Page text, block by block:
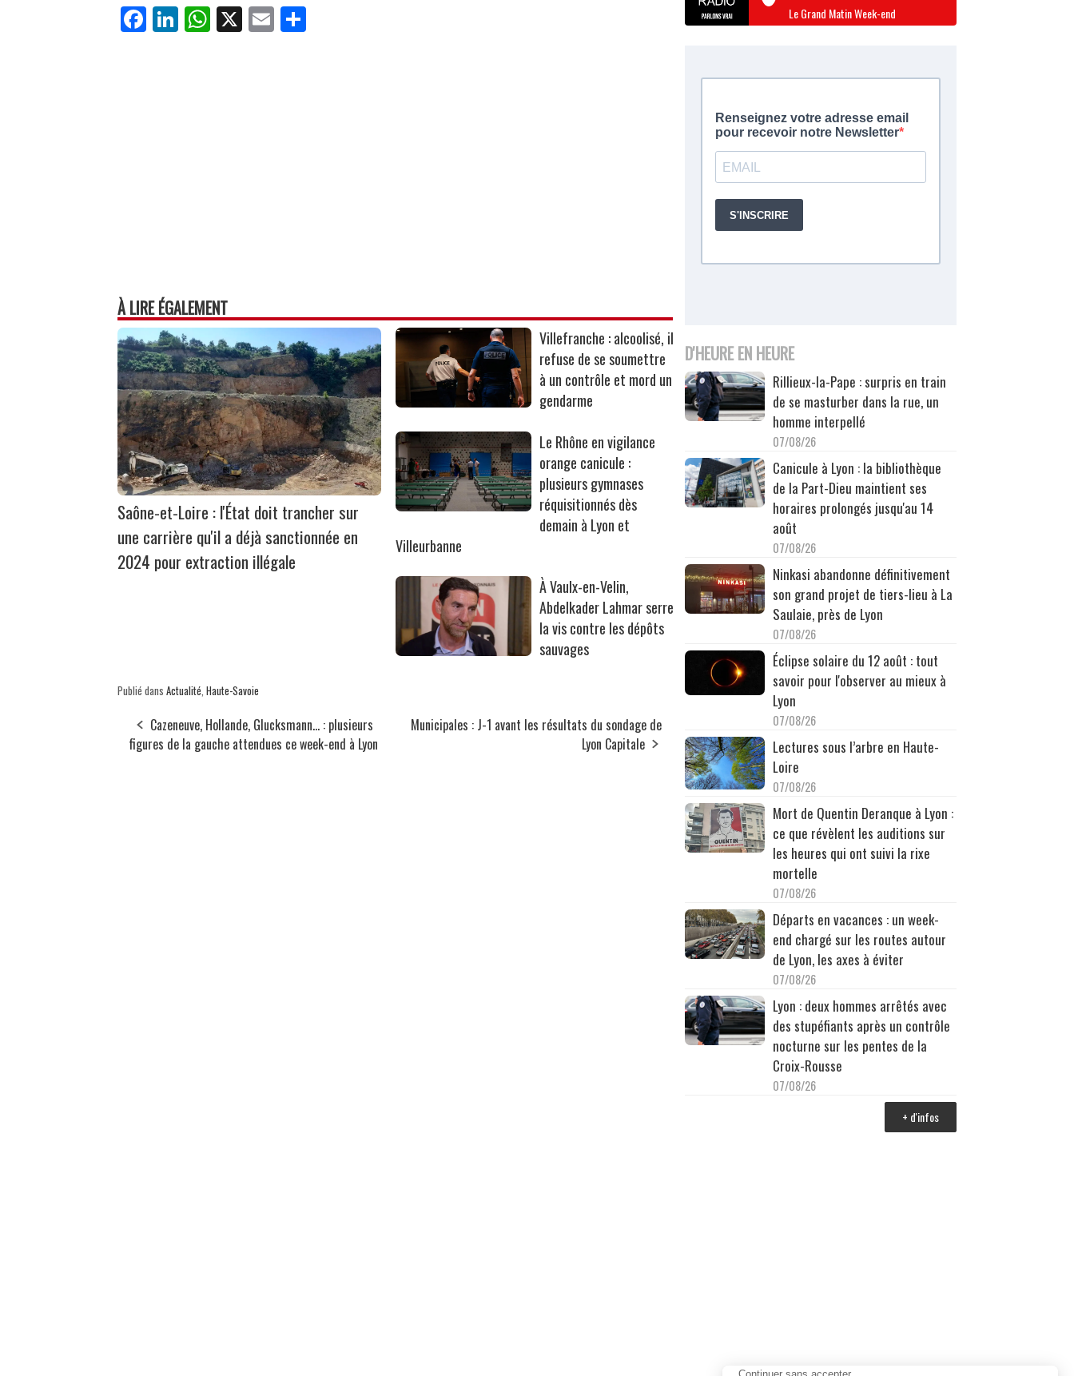
Fa
ce
Li
nk
W
ha
X E
m
À LIRE ÉGALEMENT
Saône-et-Loire : l'État doit trancher sur
une carrière qu'il a déjà sanctionnée en
2024 pour extraction illégale
Villefranche : alcoolisé, il
refuse de se soumettre
à un contrôle et mord un
gendarme
Le Rhône en vigilance
orange canicule :
plusieurs gymnases
réquisitionnés dès
demain à Lyon et
Villeurbanne
À Vaulx-en-Velin,
Abdelkader Lahmar serre
la vis contre les dépôts
sauvages
Publié dans Actualité Haute-Savoie
Cazeneuve, Hollande, Glucksmann... : plusieurs
figures de la gauche attendues ce week-end à Lyon
Municipales : J-1 avant les résultats du sondage de
Lyon Capitale
Le Grand Matin Week-end
D'HEURE EN HEURE
Rillieux-la-Pape : surpris en train
de se masturber dans la rue, un
homme interpellé
07/08/26
Canicule à Lyon : la bibliothèque
de la Part-Dieu maintient ses
horaires prolongés jusqu'au 14
août
07/08/26
Ninkasi abandonne définitivement
son grand projet de tiers-lieu à La
Saulaie, près de Lyon
07/08/26
Éclipse solaire du 12 août : tout
savoir pour l'observer au mieux à
Lyon
07/08/26
Lectures sous l’arbre en Haute-
Loire
07/08/26
Mort de Quentin Deranque à Lyon :
ce que révèlent les auditions sur
les heures qui ont suivi la rixe
mortelle
07/08/26
Départs en vacances : un week-
end chargé sur les routes autour
de Lyon, les axes à éviter
07/08/26
Lyon : deux hommes arrêtés avec
des stupéfiants après un contrôle
nocturne sur les pentes de la
Croix-Rousse
07/08/26
+ d'infos